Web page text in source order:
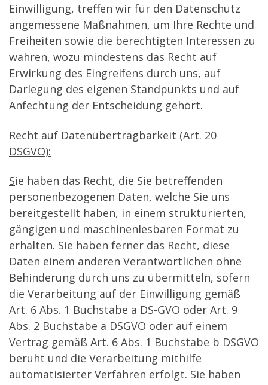
Einwilligung, treffen wir für den Datenschutz
angemessene Maßnahmen, um Ihre Rechte und
Freiheiten sowie die berechtigten Interessen zu
wahren, wozu mindestens das Recht auf
Erwirkung des Eingreifens durch uns, auf
Darlegung des eigenen Standpunkts und auf
Anfechtung der Entscheidung gehört.
Recht auf Datenübertragbarkeit (Art. 20
DSGVO):
Sie haben das Recht, die Sie betreffenden
personenbezogenen Daten, welche Sie uns
bereitgestellt haben, in einem strukturierten,
gängigen und maschinenlesbaren Format zu
erhalten. Sie haben ferner das Recht, diese
Daten einem anderen Verantwortlichen ohne
Behinderung durch uns zu übermitteln, sofern
die Verarbeitung auf der Einwilligung gemäß
Art. 6 Abs. 1 Buchstabe a DS-GVO oder Art. 9
Abs. 2 Buchstabe a DSGVO oder auf einem
Vertrag gemäß Art. 6 Abs. 1 Buchstabe b DSGVO
beruht und die Verarbeitung mithilfe
automatisierter Verfahren erfolgt. Sie haben